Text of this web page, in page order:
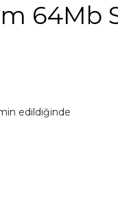
64Mb
edildiğinde